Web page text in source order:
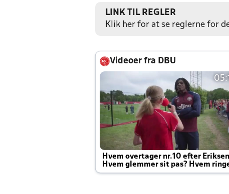
LINK TIL REGLER
Klik her for at se reglerne for
Videoer fra DBU
Hvem overtager nr.10 efter
Hvem glemmer sit pas? Hvem
Joachim altid til efter kampe?